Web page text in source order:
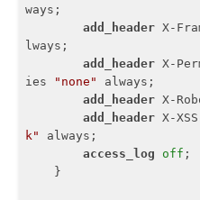
ways;
add_header X-
lways;
add_header X-
ies
"none"
always;
add_header X-
add_header X-
k"
always;
access_log
off ;